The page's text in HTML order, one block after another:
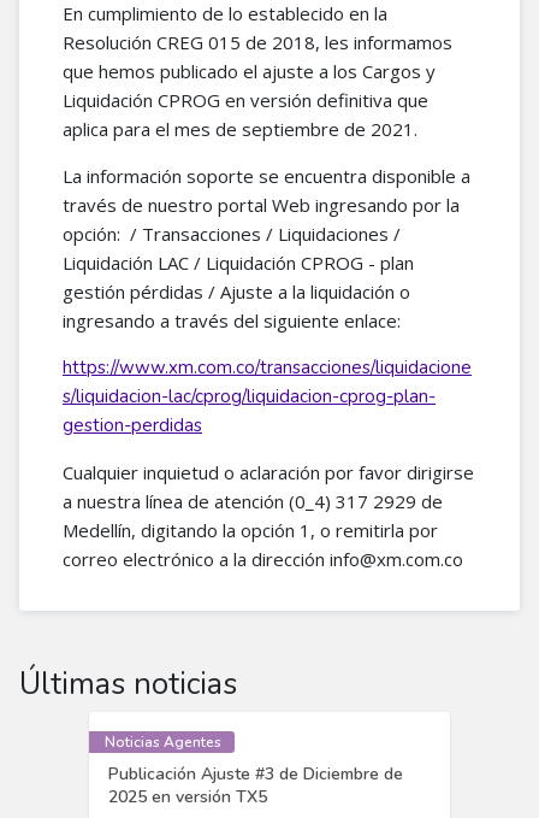
En cumplimiento de lo establecido en la
Resolución CREG 015 de 2018, les informamos
que hemos publicado el ajuste a los Cargos y
Liquidación CPROG en versión definitiva que
aplica para el mes de septiembre de 2021.
La información soporte se encuentra disponible a
través de nuestro portal Web ingresando por la
opción: / Transacciones / Liquidaciones /
Liquidación LAC / Liquidación CPROG - plan
gestión pérdidas / Ajuste a la liquidación o
ingresando a través del siguiente enlace:
https://www.xm.com.co/transacciones/liquidacione
s/liquidacion-lac/cprog/liquidacion-cprog-plan-
gestion-perdidas
Cualquier inquietud o aclaración por favor dirigirse
a nuestra línea de atención (0_4) 317 2929 de
Medellín, digitando la opción 1, o remitirla por
correo electrónico a la dirección info@xm.com.co
Últimas noticias
Noticias Agentes
Publicación Ajuste #3 de Diciembre de
2025 en versión TX5